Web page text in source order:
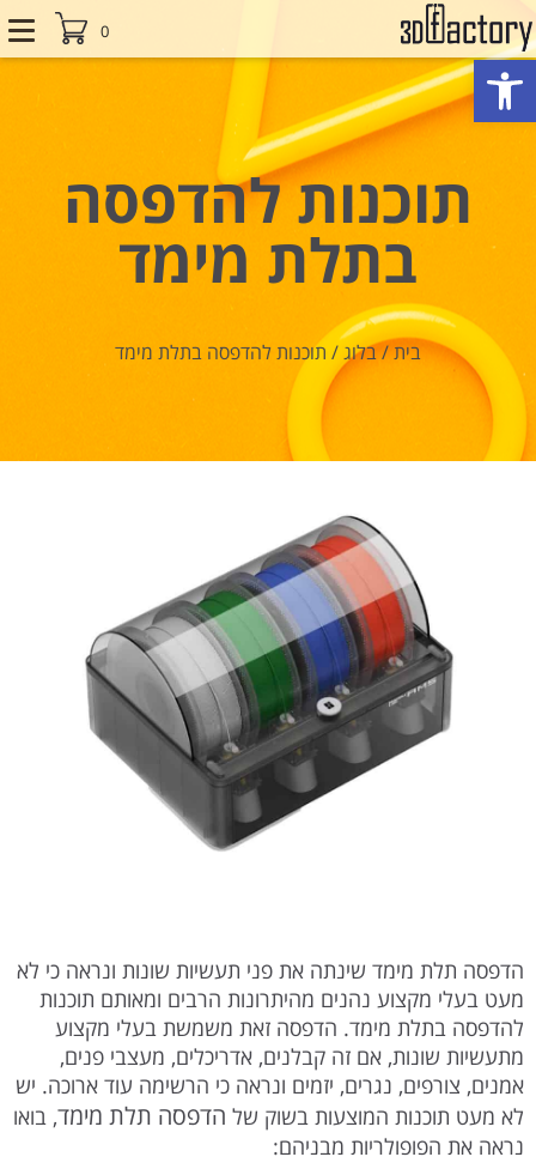
פתח סרגל נגישות
0
תוכנות להדפסה
בתלת מימד
בית/בלוג/ תוכנות להדפסה בתלת מימד
הדפסה תלת מימד שינתה את פני תעשיות שונות ונראה כי לא
מעט בעלי מקצוע נהנים מהיתרונות הרבים ומאותם תוכנות
להדפסה בתלת מימד. הדפסה זאת משמשת בעלי מקצוע
מתעשיות שונות, אם זה קבלנים, אדריכלים, מעצבי פנים,
אמנים, צורפים, נגרים, יזמים ונראה כי הרשימה עוד ארוכה. יש
לא מעט תוכנות המוצעות בשוק של הדפסה תלת מימד, בואו
נראה את הפופולריות מבניהם: